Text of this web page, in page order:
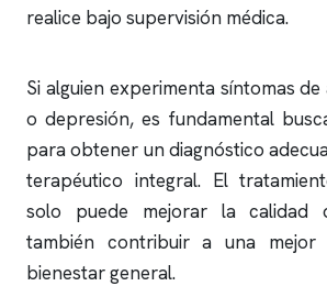
realice bajo supervisión médica.
Si alguien experimenta síntomas de
o depresión, es fundamental
para obtener un diagnóstico
terapéutico integral. El
solo puede mejorar la calidad
también contribuir a una mejor
bienestar general.